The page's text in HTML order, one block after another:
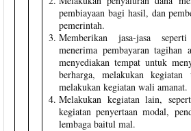
pembiayaan bagi hasil, dan
pemerintah.
Memberikan jasa-jasa
menerima pembayaran tagihan
menyediakan tempat untuk
berharga, melakukan
melakukan kegiatan wali amanat.
Melakukan kegiatan lain,
kegiatan penyertaan modal,
lembaga baitul mal.